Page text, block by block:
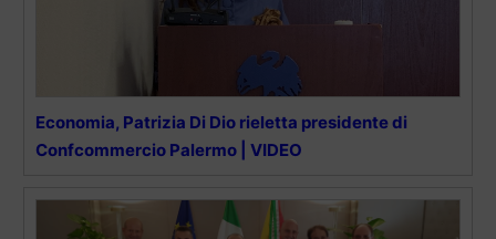
Economia, Patrizia Di Dio rieletta presidente di
Confcommercio Palermo | VIDEO